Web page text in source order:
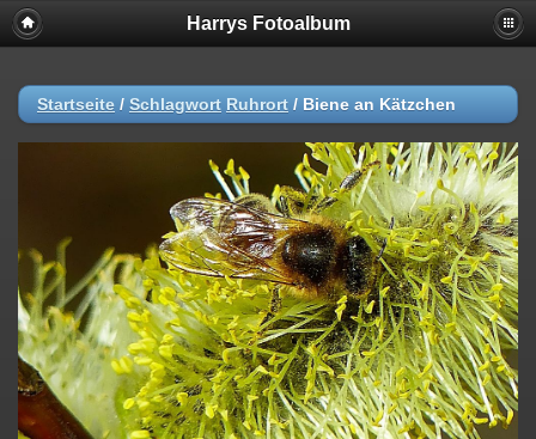
Harrys Fotoalbum
Startseite / Schlagwort Ruhrort / Biene an Kätzchen